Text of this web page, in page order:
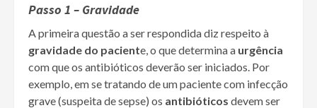
Passo 1 – Gravidade
A primeira questão a ser respondida diz respeito à
gravidade do paciente, o que determina a urgência
com que os antibióticos deverão ser iniciados. Por
exemplo, em se tratando de um paciente com infecção
grave (suspeita de sepse) os antibióticos devem ser